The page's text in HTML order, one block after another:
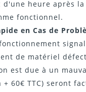
d'une heure après
fonctionnel.
en Cas de
de matériel
est due à un
60€ TTC) seront